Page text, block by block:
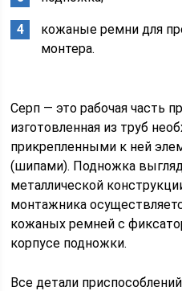
кожаные ремни для
монтера.
Серп — это рабочая часть
изготовленная из труб
прикрепленными к ней
(шипами). Подножка
металлической
монтажника
кожаных ремней с
корпусе подножки.
Все детали